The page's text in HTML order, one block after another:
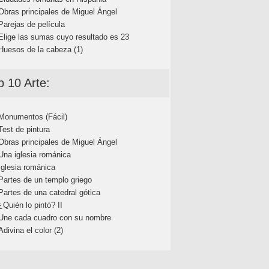
principales de Miguel Ángel
de película
las sumas cuyo resultado es 23
de la cabeza (1)
10 Arte:
(Fácil)
de pintura
principales de Miguel Ángel
iglesia románica
románica
de un templo griego
de una catedral gótica
lo pintó? II
cada cuadro con su nombre
el color (2)